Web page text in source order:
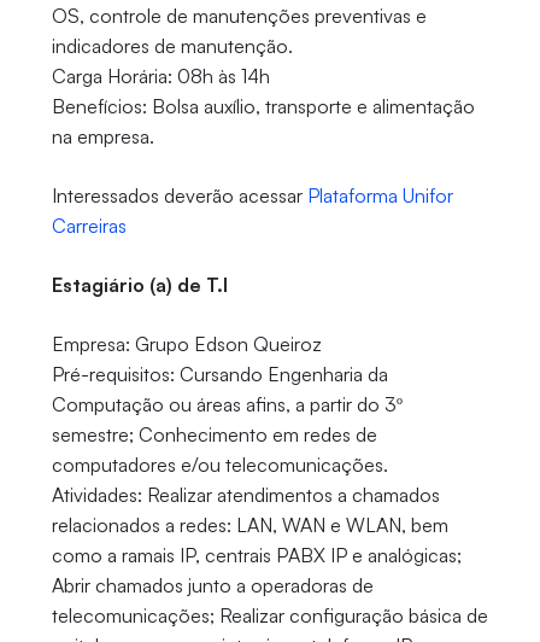
OS, controle de manutenções preventivas e
indicadores de manutenção.
Carga Horária: 08h às 14h
Benefícios: Bolsa auxílio, transporte e alimentação
na empresa.
Interessados deverão acessar Plataforma Unifor
Carreiras
Estagiário (a) de T.I
Empresa: Grupo Edson Queiroz
Pré-requisitos: Cursando Engenharia da
Computação ou áreas afins, a partir do 3º
semestre; Conhecimento em redes de
computadores e/ou telecomunicações.
Atividades: Realizar atendimentos a chamados
relacionados a redes: LAN, WAN e WLAN, bem
como a ramais IP, centrais PABX IP e analógicas;
Abrir chamados junto a operadoras de
telecomunicações; Realizar configuração básica de